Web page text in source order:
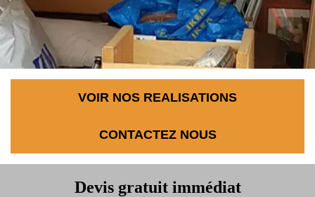
VOIR NOS REALISATIONS
CONTACTEZ NOUS
Devis gratuit immédiat